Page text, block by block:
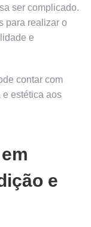
ser complicado.
para realizar o
e
contar com
estética aos
e